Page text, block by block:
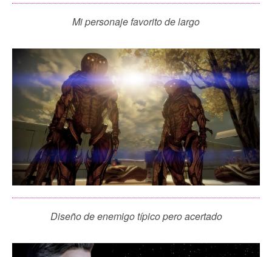
Mi personaje favorito de largo
Diseño de enemigo típico pero acertado